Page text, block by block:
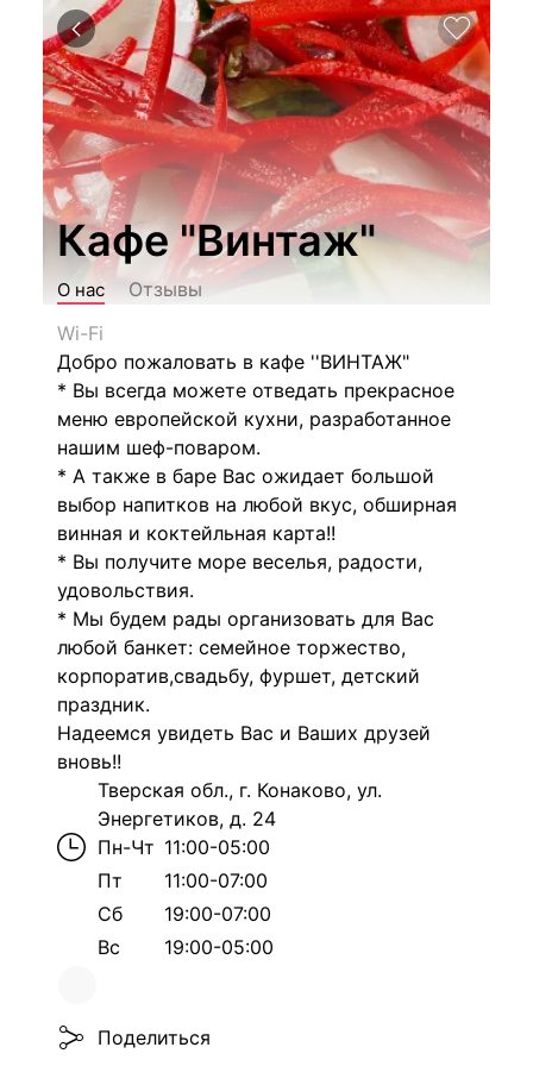
Кафе "Винтаж"
О нас
Отзывы
Wi-Fi
Добро пожаловать в кафе ''ВИНТАЖ"
* Вы всегда можете отведать прекрасное
меню европейской кухни, разработанное
нашим шеф-поваром.
* А также в баре Вас ожидает большой
выбор напитков на любой вкус, обширная
винная и коктейльная карта!!
* Вы получите море веселья, радости,
удовольствия.
* Мы будем рады организовать для Вас
любой банкет: семейное торжество,
корпоратив,свадьбу, фуршет, детский
праздник.
Надеемся увидеть Вас и Ваших друзей
вновь!!
Тверская обл., г. Конаково, ул.
Энергетиков, д. 24
Пн-Чт 11:00-05:00
Пт
11:00-07:00
Сб
19:00-07:00
Вс
19:00-05:00
Поделиться